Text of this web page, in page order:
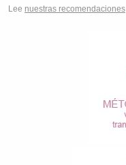
Lee nuestras recomendaciones